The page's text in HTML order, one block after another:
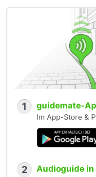
1 guidemate-
Im App-Store &
2 Audioguide